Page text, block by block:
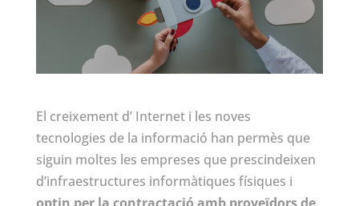
El creixement d’ Internet i les noves
tecnologies de la informació han permès que
siguin moltes les empreses que prescindeixen
d’infraestructures informàtiques físiques i